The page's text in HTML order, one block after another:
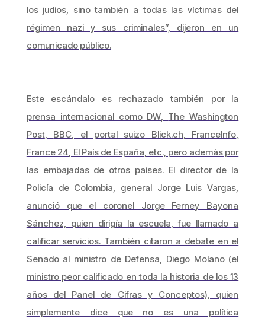
los judíos, sino también a todas las víctimas del
régimen nazi y sus criminales”, dijeron en un
comunicado público.
Este escándalo es rechazado también por la
prensa internacional como DW, The Washington
Post, BBC, el portal suizo Blick.ch, FranceInfo,
France 24, El Paísde España, etc., pero además por
las embajadas de otros países. El director de la
Policía de Colombia, general Jorge Luis Vargas,
anunció que el coronel Jorge Ferney Bayona
Sánchez, quien dirigía la escuela, fue llamado a
calificar servicios. También citaron a debate en el
Senado al ministro de Defensa, Diego Molano (el
ministro peor calificado en toda la historia de los 13
años del Panel de Cifras y Conceptos), quien
simplemente dice que no es una política